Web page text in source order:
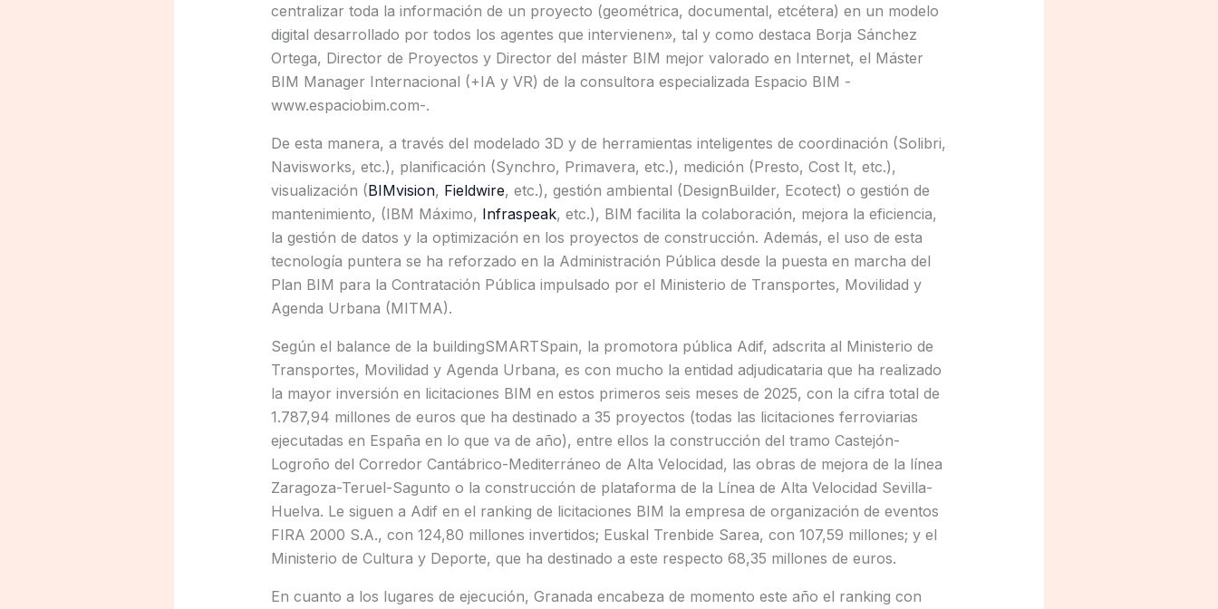
centralizar toda la información de un proyecto (geométrica, documental, etcétera) en un modelo
digital desarrollado por todos los agentes que intervienen», tal y como destaca Borja Sánchez
Ortega, Director de Proyectos y Director del máster BIM mejor valorado en Internet, el Máster
BIM Manager Internacional (+IA y VR) de la consultora especializada Espacio BIM -
www.espaciobim.com-.
De esta manera, a través del modelado 3D y de herramientas inteligentes de coordinación (Solibri,
Navisworks, etc.), planificación (Synchro, Primavera, etc.), medición (Presto, Cost It, etc.),
visualización (BIMvision, Fieldwire, etc.), gestión ambiental (DesignBuilder, Ecotect) o gestión de
mantenimiento, (IBM Máximo, Infraspeak, etc.), BIM facilita la colaboración, mejora la eficiencia,
la gestión de datos y la optimización en los proyectos de construcción. Además, el uso de esta
tecnología puntera se ha reforzado en la Administración Pública desde la puesta en marcha del
Plan BIM para la Contratación Pública impulsado por el Ministerio de Transportes, Movilidad y
Agenda Urbana (MITMA).
Según el balance de la buildingSMARTSpain, la promotora pública Adif, adscrita al Ministerio de
Transportes, Movilidad y Agenda Urbana, es con mucho la entidad adjudicataria que ha realizado
la mayor inversión en licitaciones BIM en estos primeros seis meses de 2025, con la cifra total de
1.787,94 millones de euros que ha destinado a 35 proyectos (todas las licitaciones ferroviarias
ejecutadas en España en lo que va de año), entre ellos la construcción del tramo Castejón-
Logroño del Corredor Cantábrico-Mediterráneo de Alta Velocidad, las obras de mejora de la línea
Zaragoza-Teruel-Sagunto o la construcción de plataforma de la Línea de Alta Velocidad Sevilla-
Huelva. Le siguen a Adif en el ranking de licitaciones BIM la empresa de organización de eventos
FIRA 2000 S.A., con 124,80 millones invertidos; Euskal Trenbide Sarea, con 107,59 millones; y el
Ministerio de Cultura y Deporte, que ha destinado a este respecto 68,35 millones de euros.
En cuanto a los lugares de ejecución, Granada encabeza de momento este año el ranking con